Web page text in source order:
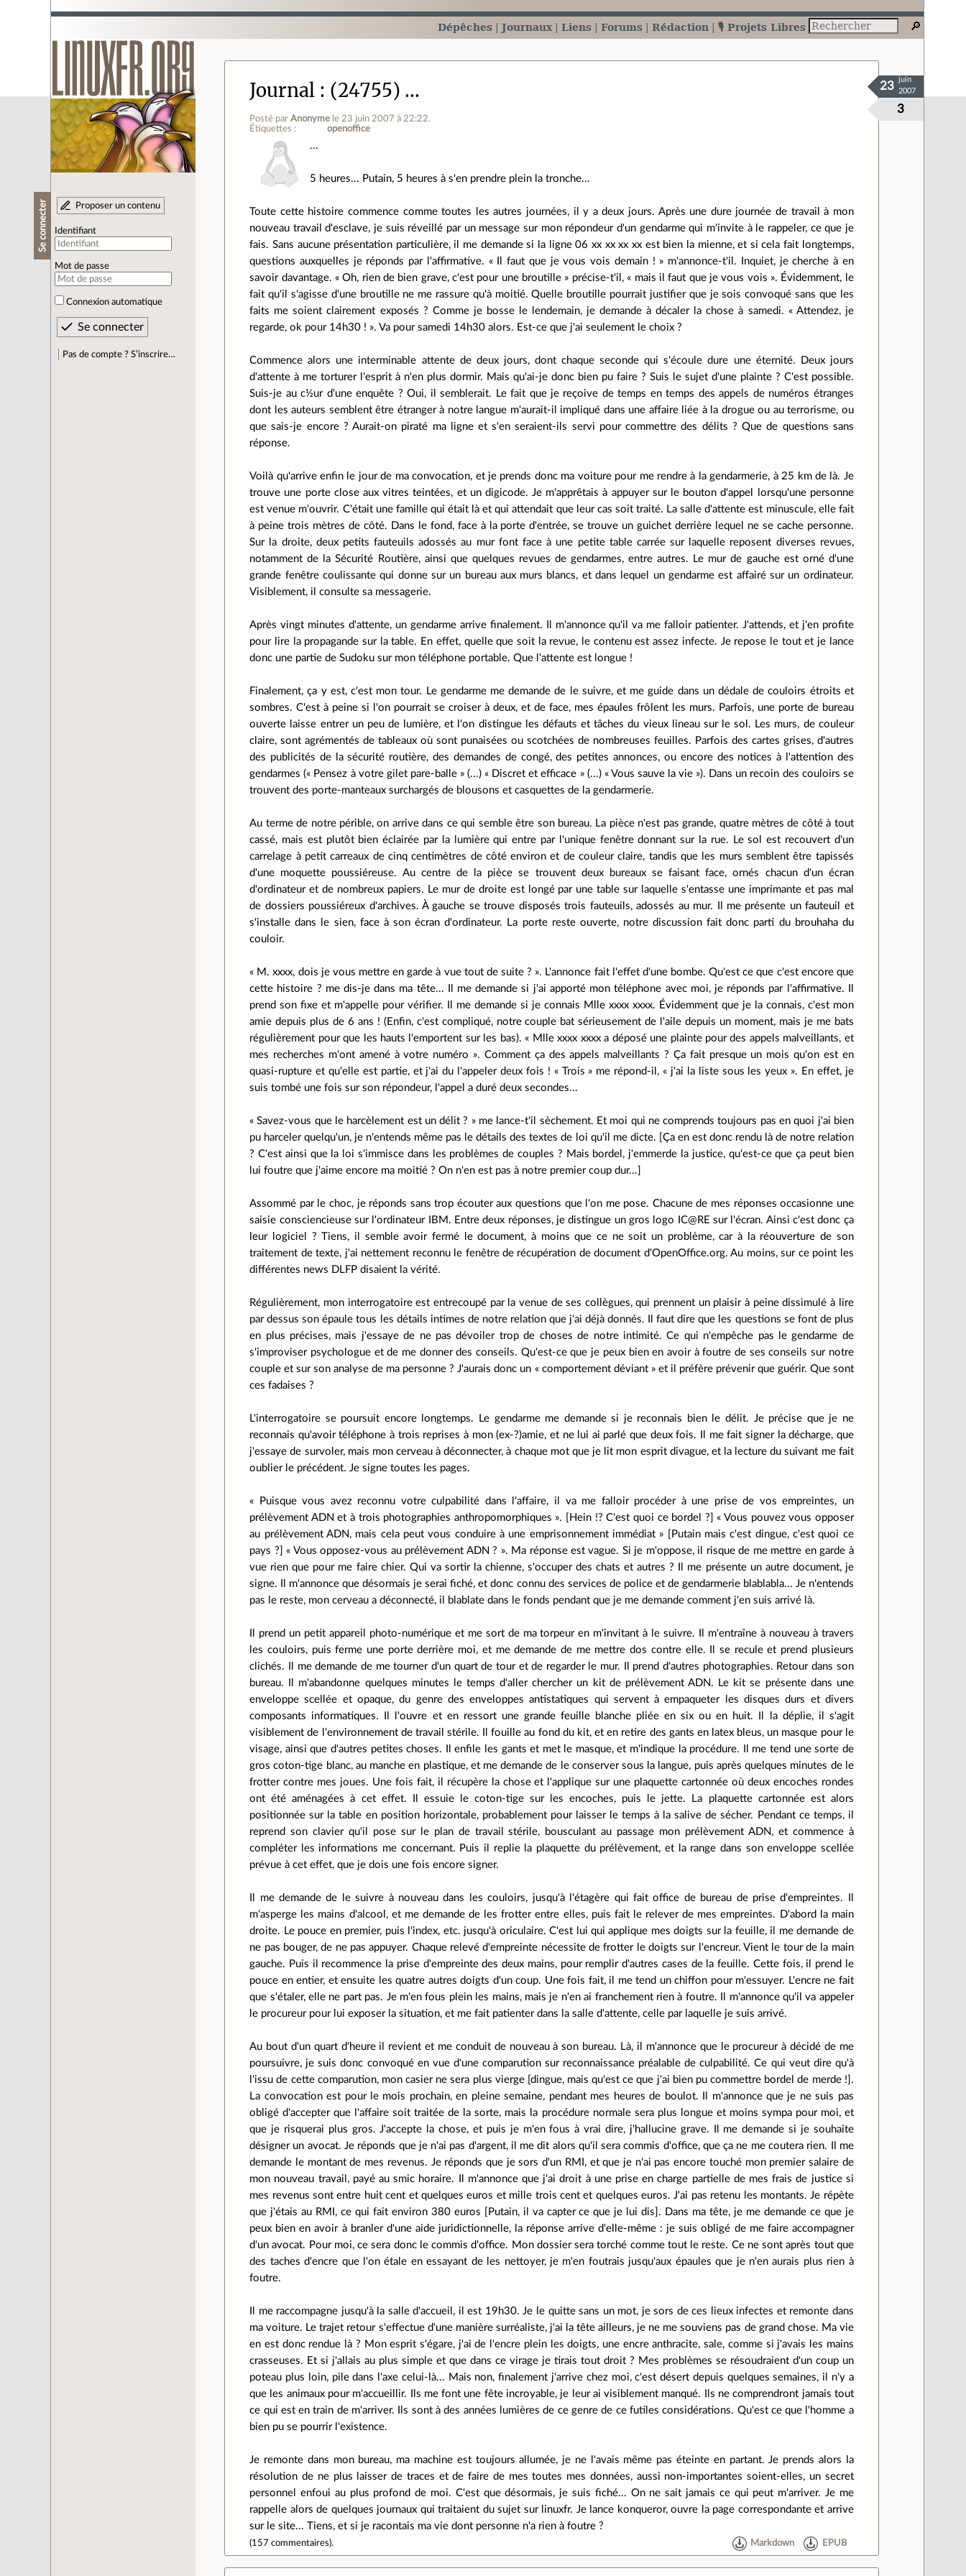
Dépêches Journaux Liens Forums Rédaction 🎙️ Projets Libres
Se connecter Proposer un contenu
Identifiant
Mot de passe
Connexion automatique
Pas de compte ? S’inscrire…
Journal (24755) ...
Posté parAnonyme le 23 juin 2007 à 22:22.
Étiquettes :
openoffice
3
23
juin
2007
...
5 heures... Putain, 5 heures à s'en prendre plein la tronche...
Toute cette histoire commence comme toutes les autres journées, il y a deux jours. Après une dure journée de travail à mon
nouveau travail d'esclave, je suis réveillé par un message sur mon répondeur d'un gendarme qui m'invite à le rappeler, ce que je
fais. Sans aucune présentation particulière, il me demande si la ligne 06 xx xx xx xx est bien la mienne, et si cela fait longtemps,
questions auxquelles je réponds par l'affirmative. « Il faut que je vous vois demain ! » m'annonce-t'il. Inquiet, je cherche à en
savoir davantage. « Oh, rien de bien grave, c'est pour une broutille » précise-t'il, « mais il faut que je vous vois ». Évidemment, le
fait qu'il s'agisse d'une broutille ne me rassure qu'à moitié. Quelle broutille pourrait justifier que je sois convoqué sans que les
faits me soient clairement exposés ? Comme je bosse le lendemain, je demande à décaler la chose à samedi. « Attendez, je
regarde, ok pour 14h30 ! ». Va pour samedi 14h30 alors. Est-ce que j'ai seulement le choix ?
Commence alors une interminable attente de deux jours, dont chaque seconde qui s'écoule dure une éternité. Deux jours
d'attente à me torturer l'esprit à n'en plus dormir. Mais qu'ai-je donc bien pu faire ? Suis le sujet d'une plainte ? C'est possible.
Suis-je au c½ur d'une enquête ? Oui, il semblerait. Le fait que je reçoive de temps en temps des appels de numéros étranges
dont les auteurs semblent être étranger à notre langue m'aurait-il impliqué dans une affaire liée à la drogue ou au terrorisme, ou
que sais-je encore ? Aurait-on piraté ma ligne et s'en seraient-ils servi pour commettre des délits ? Que de questions sans
réponse.
Voilà qu'arrive enfin le jour de ma convocation, et je prends donc ma voiture pour me rendre à la gendarmerie, à 25 km de là. Je
trouve une porte close aux vitres teintées, et un digicode. Je m'apprêtais à appuyer sur le bouton d'appel lorsqu'une personne
est venue m'ouvrir. C'était une famille qui était là et qui attendait que leur cas soit traité. La salle d'attente est minuscule, elle fait
à peine trois mètres de côté. Dans le fond, face à la porte d'entrée, se trouve un guichet derrière lequel ne se cache personne.
Sur la droite, deux petits fauteuils adossés au mur font face à une petite table carrée sur laquelle reposent diverses revues,
notamment de la Sécurité Routière, ainsi que quelques revues de gendarmes, entre autres. Le mur de gauche est orné d'une
grande fenêtre coulissante qui donne sur un bureau aux murs blancs, et dans lequel un gendarme est affairé sur un ordinateur.
Visiblement, il consulte sa messagerie.
Après vingt minutes d'attente, un gendarme arrive finalement. Il m'annonce qu'il va me falloir patienter. J'attends, et j'en profite
pour lire la propagande sur la table. En effet, quelle que soit la revue, le contenu est assez infecte. Je repose le tout et je lance
donc une partie de Sudoku sur mon téléphone portable. Que l'attente est longue !
Finalement, ça y est, c'est mon tour. Le gendarme me demande de le suivre, et me guide dans un dédale de couloirs étroits et
sombres. C'est à peine si l'on pourrait se croiser à deux, et de face, mes épaules frôlent les murs. Parfois, une porte de bureau
ouverte laisse entrer un peu de lumière, et l'on distingue les défauts et tâches du vieux lineau sur le sol. Les murs, de couleur
claire, sont agrémentés de tableaux où sont punaisées ou scotchées de nombreuses feuilles. Parfois des cartes grises, d'autres
des publicités de la sécurité routière, des demandes de congé, des petites annonces, ou encore des notices à l'attention des
gendarmes (« Pensez à votre gilet pare-balle » (...) « Discret et efficace » (...) « Vous sauve la vie »). Dans un recoin des couloirs se
trouvent des porte-manteaux surchargés de blousons et casquettes de la gendarmerie.
Au terme de notre périble, on arrive dans ce qui semble être son bureau. La pièce n'est pas grande, quatre mètres de côté à tout
cassé, mais est plutôt bien éclairée par la lumière qui entre par l'unique fenêtre donnant sur la rue. Le sol est recouvert d'un
carrelage à petit carreaux de cinq centimètres de côté environ et de couleur claire, tandis que les murs semblent être tapissés
d'une moquette poussiéreuse. Au centre de la pièce se trouvent deux bureaux se faisant face, ornés chacun d'un écran
d'ordinateur et de nombreux papiers. Le mur de droite est longé par une table sur laquelle s'entasse une imprimante et pas mal
de dossiers poussiéreux d'archives. À gauche se trouve disposés trois fauteuils, adossés au mur. Il me présente un fauteuil et
s'installe dans le sien, face à son écran d'ordinateur. La porte reste ouverte, notre discussion fait donc parti du brouhaha du
couloir.
« M. xxxx, dois je vous mettre en garde à vue tout de suite ? ». L'annonce fait l'effet d'une bombe. Qu'est ce que c'est encore que
cette histoire ? me dis-je dans ma tête... Il me demande si j'ai apporté mon téléphone avec moi, je réponds par l'affirmative. Il
prend son fixe et m'appelle pour vérifier. Il me demande si je connais Mlle xxxx xxxx. Évidemment que je la connais, c'est mon
amie depuis plus de 6 ans ! (Enfin, c'est compliqué, notre couple bat sérieusement de l'aile depuis un moment, mais je me bats
régulièrement pour que les hauts l'emportent sur les bas). « Mlle xxxx xxxx a déposé une plainte pour des appels malveillants, et
mes recherches m'ont amené à votre numéro ». Comment ça des appels malveillants ? Ça fait presque un mois qu'on est en
quasi-rupture et qu'elle est partie, et j'ai du l'appeler deux fois ! « Trois » me répond-il, « j'ai la liste sous les yeux ». En effet, je
suis tombé une fois sur son répondeur, l'appel a duré deux secondes...
« Savez-vous que le harcèlement est un délit ? » me lance-t'il sèchement. Et moi qui ne comprends toujours pas en quoi j'ai bien
pu harceler quelqu'un, je n'entends même pas le détails des textes de loi qu'il me dicte. [Ça en est donc rendu là de notre relation
? C'est ainsi que la loi s'immisce dans les problèmes de couples ? Mais bordel, j'emmerde la justice, qu'est-ce que ça peut bien
lui foutre que j'aime encore ma moitié ? On n'en est pas à notre premier coup dur...]
Assommé par le choc, je réponds sans trop écouter aux questions que l'on me pose. Chacune de mes réponses occasionne une
saisie consciencieuse sur l'ordinateur IBM. Entre deux réponses, je distingue un gros logo IC@RE sur l'écran. Ainsi c'est donc ça
leur logiciel ? Tiens, il semble avoir fermé le document, à moins que ce ne soit un problème, car à la réouverture de son
traitement de texte, j'ai nettement reconnu le fenêtre de récupération de document d'OpenOffice.org. Au moins, sur ce point les
différentes news DLFP disaient la vérité.
Régulièrement, mon interrogatoire est entrecoupé par la venue de ses collègues, qui prennent un plaisir à peine dissimulé à lire
par dessus son épaule tous les détails intimes de notre relation que j'ai déjà donnés. Il faut dire que les questions se font de plus
en plus précises, mais j'essaye de ne pas dévoiler trop de choses de notre intimité. Ce qui n'empêche pas le gendarme de
s'improviser psychologue et de me donner des conseils. Qu'est-ce que je peux bien en avoir à foutre de ses conseils sur notre
couple et sur son analyse de ma personne ? J'aurais donc un « comportement déviant » et il préfère prévenir que guérir. Que sont
ces fadaises ?
L'interrogatoire se poursuit encore longtemps. Le gendarme me demande si je reconnais bien le délit. Je précise que je ne
reconnais qu'avoir téléphone à trois reprises à mon (ex-?)amie, et ne lui ai parlé que deux fois. Il me fait signer la décharge, que
j'essaye de survoler, mais mon cerveau à déconnecter, à chaque mot que je lit mon esprit divague, et la lecture du suivant me fait
oublier le précédent. Je signe toutes les pages.
« Puisque vous avez reconnu votre culpabilité dans l'affaire, il va me falloir procéder à une prise de vos empreintes, un
prélèvement ADN et à trois photographies anthropomorphiques ». [Hein !? C'est quoi ce bordel ?] « Vous pouvez vous opposer
au prélèvement ADN, mais cela peut vous conduire à une emprisonnement immédiat » [Putain mais c'est dingue, c'est quoi ce
pays ?] « Vous opposez-vous au prélèvement ADN ? ». Ma réponse est vague. Si je m'oppose, il risque de me mettre en garde à
vue rien que pour me faire chier. Qui va sortir la chienne, s'occuper des chats et autres ? Il me présente un autre document, je
signe. Il m'annonce que désormais je serai fiché, et donc connu des services de police et de gendarmerie blablabla... Je n'entends
pas le reste, mon cerveau a déconnecté, il blablate dans le fonds pendant que je me demande comment j'en suis arrivé là.
Il prend un petit appareil photo-numérique et me sort de ma torpeur en m'invitant à le suivre. Il m'entraîne à nouveau à travers
les couloirs, puis ferme une porte derrière moi, et me demande de me mettre dos contre elle. Il se recule et prend plusieurs
clichés. Il me demande de me tourner d'un quart de tour et de regarder le mur. Il prend d'autres photographies. Retour dans son
bureau. Il m'abandonne quelques minutes le temps d'aller chercher un kit de prélèvement ADN. Le kit se présente dans une
enveloppe scellée et opaque, du genre des enveloppes antistatiques qui servent à empaqueter les disques durs et divers
composants informatiques. Il l'ouvre et en ressort une grande feuille blanche pliée en six ou en huit. Il la déplie, il s'agit
visiblement de l'environnement de travail stérile. Il fouille au fond du kit, et en retire des gants en latex bleus, un masque pour le
visage, ainsi que d'autres petites choses. Il enfile les gants et met le masque, et m'indique la procédure. Il me tend une sorte de
gros coton-tige blanc, au manche en plastique, et me demande de le conserver sous la langue, puis après quelques minutes de le
frotter contre mes joues. Une fois fait, il récupère la chose et l'applique sur une plaquette cartonnée où deux encoches rondes
ont été aménagées à cet effet. Il essuie le coton-tige sur les encoches, puis le jette. La plaquette cartonnée est alors
positionnée sur la table en position horizontale, probablement pour laisser le temps à la salive de sécher. Pendant ce temps, il
reprend son clavier qu'il pose sur le plan de travail stérile, bousculant au passage mon prélèvement ADN, et commence à
compléter les informations me concernant. Puis il replie la plaquette du prélèvement, et la range dans son enveloppe scellée
prévue à cet effet, que je dois une fois encore signer.
Il me demande de le suivre à nouveau dans les couloirs, jusqu'à l'étagère qui fait office de bureau de prise d'empreintes. Il
m'asperge les mains d'alcool, et me demande de les frotter entre elles, puis fait le relever de mes empreintes. D'abord la main
droite. Le pouce en premier, puis l'index, etc. jusqu'à oriculaire. C'est lui qui applique mes doigts sur la feuille, il me demande de
ne pas bouger, de ne pas appuyer. Chaque relevé d'empreinte nécessite de frotter le doigts sur l'encreur. Vient le tour de la main
gauche. Puis il recommence la prise d'empreinte des deux mains, pour remplir d'autres cases de la feuille. Cette fois, il prend le
pouce en entier, et ensuite les quatre autres doigts d'un coup. Une fois fait, il me tend un chiffon pour m'essuyer. L'encre ne fait
que s'étaler, elle ne part pas. Je m'en fous plein les mains, mais je n'en ai franchement rien à foutre. Il m'annonce qu'il va appeler
le procureur pour lui exposer la situation, et me fait patienter dans la salle d'attente, celle par laquelle je suis arrivé.
Au bout d'un quart d'heure il revient et me conduit de nouveau à son bureau. Là, il m'annonce que le procureur à décidé de me
poursuivre, je suis donc convoqué en vue d'une comparution sur reconnaissance préalable de culpabilité. Ce qui veut dire qu'à
l'issu de cette comparution, mon casier ne sera plus vierge [dingue, mais qu'est ce que j'ai bien pu commettre bordel de merde !].
La convocation est pour le mois prochain, en pleine semaine, pendant mes heures de boulot. Il m'annonce que je ne suis pas
obligé d'accepter que l'affaire soit traitée de la sorte, mais la procédure normale sera plus longue et moins sympa pour moi, et
que je risquerai plus gros. J'accepte la chose, et puis je m'en fous à vrai dire, j'hallucine grave. Il me demande si je souhaite
désigner un avocat. Je réponds que je n'ai pas d'argent, il me dit alors qu'il sera commis d'office, que ça ne me coutera rien. Il me
demande le montant de mes revenus. Je réponds que je sors d'un RMI, et que je n'ai pas encore touché mon premier salaire de
mon nouveau travail, payé au smic horaire. Il m'annonce que j'ai droit à une prise en charge partielle de mes frais de justice si
mes revenus sont entre huit cent et quelques euros et mille trois cent et quelques euros. J'ai pas retenu les montants. Je répète
que j'étais au RMI, ce qui fait environ 380 euros [Putain, il va capter ce que je lui dis]. Dans ma tête, je me demande ce que je
peux bien en avoir à branler d'une aide juridictionnelle, la réponse arrive d'elle-même : je suis obligé de me faire accompagner
d'un avocat. Pour moi, ce sera donc le commis d'office. Mon dossier sera torché comme tout le reste. Ce ne sont après tout que
des taches d'encre que l'on étale en essayant de les nettoyer, je m'en foutrais jusqu'aux épaules que je n'en aurais plus rien à
foutre.
Il me raccompagne jusqu'à la salle d'accueil, il est 19h30. Je le quitte sans un mot, je sors de ces lieux infectes et remonte dans
ma voiture. Le trajet retour s'effectue d'une manière surréaliste, j'ai la tête ailleurs, je ne me souviens pas de grand chose. Ma vie
en est donc rendue là ? Mon esprit s'égare, j'ai de l'encre plein les doigts, une encre anthracite, sale, comme si j'avais les mains
crasseuses. Et si j'allais au plus simple et que dans ce virage je tirais tout droit ? Mes problèmes se résoudraient d'un coup un
poteau plus loin, pile dans l'axe celui-là... Mais non, finalement j'arrive chez moi, c'est désert depuis quelques semaines, il n'y a
que les animaux pour m'accueillir. Ils me font une fête incroyable, je leur ai visiblement manqué. Ils ne comprendront jamais tout
ce qui est en train de m'arriver. Ils sont à des années lumières de ce genre de ce futiles considérations. Qu'est ce que l'homme a
bien pu se pourrir l'existence.
Je remonte dans mon bureau, ma machine est toujours allumée, je ne l'avais même pas éteinte en partant. Je prends alors la
résolution de ne plus laisser de traces et de faire de mes toutes mes données, aussi non-importantes soient-elles, un secret
personnel enfoui au plus profond de moi. C'est que désormais, je suis fiché... On ne sait jamais ce qui peut m'arriver. Je me
rappelle alors de quelques journaux qui traitaient du sujet sur linuxfr. Je lance konqueror, ouvre la page correspondante et arrive
sur le site... Tiens, et si je racontais ma vie dont personne n'a rien à foutre ?
(157 commentaires). Markdown EPUB